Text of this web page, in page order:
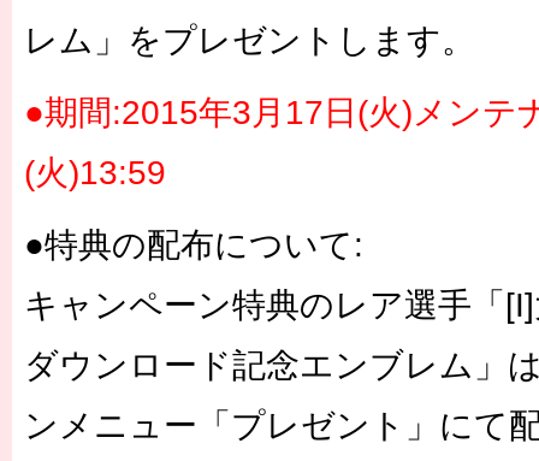
レム」をプレゼントします。
●期間:2015年3月17日(火)メンテ
(火)13:59
●特典の配布について:
キャンペーン特典のレア選手「
ダウンロード記念エンブレム」
ンメニュー「プレゼント」にて